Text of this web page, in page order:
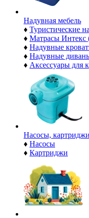
Надувная мебель
♦ Туристические
♦ Матрасы Интекс
♦ Надувные
♦ Надувные
♦ Аксессуары для
Насосы, картриджи
♦ Насосы
♦ Картриджи